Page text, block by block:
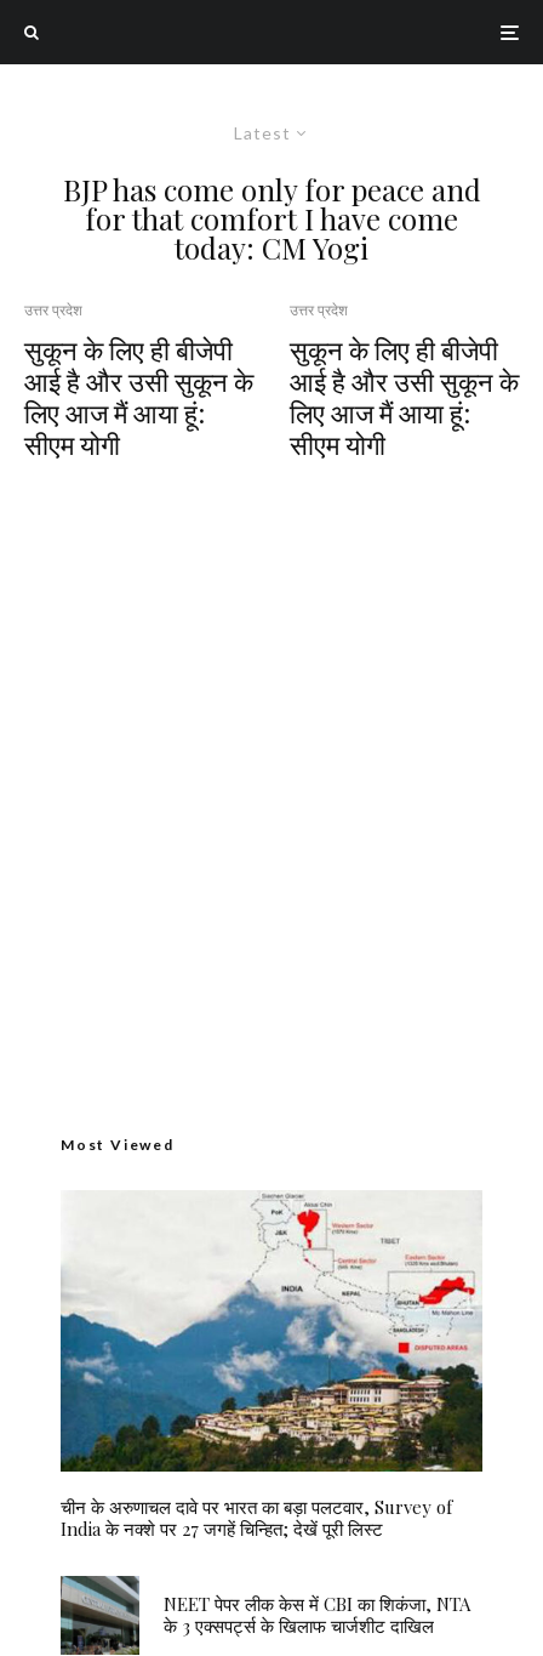
Latest
BJP has come only for peace and
for that comfort I have come
today: CM Yogi
उत्तर प्रदेश
सुकून के लिए ही बीजेपी
आई है और उसी सुकून के
लिए आज मैं आया हूं:
सीएम योगी
उत्तर प्रदेश
सुकून के लिए ही बीजेपी
आई है और उसी सुकून के
लिए आज मैं आया हूं:
सीएम योगी
Most Viewed
चीन के अरुणाचल दावे पर भारत का बड़ा पलटवार, Survey of
India के नक्शे पर 27 जगहें चिन्हित; देखें पूरी लिस्ट
NEET पेपर लीक केस में CBI का शिकंजा, NTA
के 3 एक्सपर्ट्स के खिलाफ चार्जशीट दाखिल